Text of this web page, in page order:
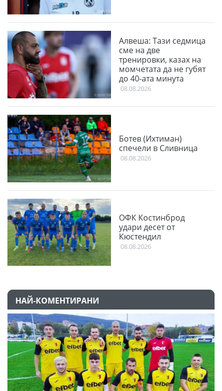
Алвеша: Тази седмица
сме на две
тренировки, казах на
момчетата да не губят
до 40-ата минута
08.08.2026
Ботев (Ихтиман)
спечели в Сливница
08.08.2026
ОФК Костинброд
удари десет от
Кюстендил
08.08.2026
НАЙ-КОМЕНТИРАНИ